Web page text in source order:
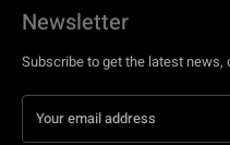
Newsletter
Subscribe to get the latest